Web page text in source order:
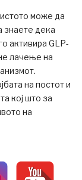
може да
знаете дека
активира GLP-
лачење на
на постот и
кој што за
на